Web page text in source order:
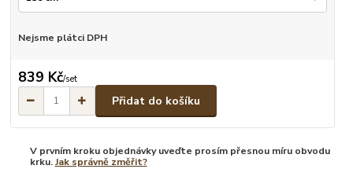
Nejsme plátci DPH
839 Kč/set
Přidat do košíku
V prvním kroku objednávky uveďte prosím přesnou míru obvodu
krku.Jak správně změřit?